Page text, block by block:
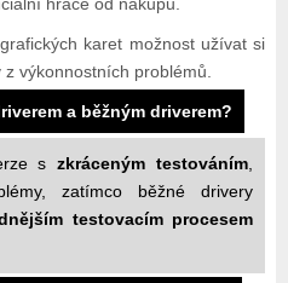
hráče od nákupu.
karet možnost užívat si
výkonnostních problémů.
a běžným driverem?
szkráceným testováním,
zatímco běžné drivery
testovacím procesem